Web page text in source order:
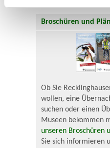
Broschüren und
Ob Sie
wollen, eine
suchen oder einen
Museen bekommen
unseren Broschüren
Sie sich informieren